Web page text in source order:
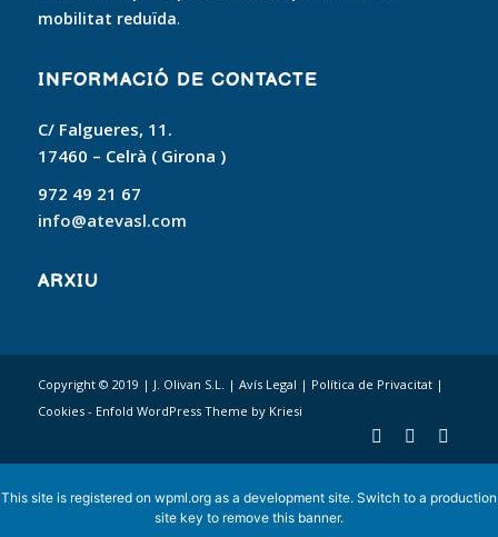
mobilitat reduïda.
INFORMACIÓ DE CONTACTE
C/ Falgueres, 11.
17460 – Celrà ( Girona )
972 49 21 67
info@atevasl.com
ARXIU
Copyright © 2019 | J. Olivan S.L. | Avís Legal | Política de Privacitat|
Cookies- Enfold WordPress Theme by Kriesi
This site is registered on wpml.org as a development site. Switch to a production
site key to remove this banner.